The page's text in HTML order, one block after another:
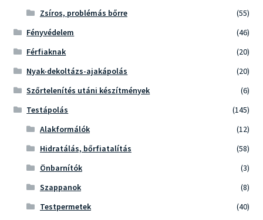
Zsíros, problémás bőrre
(55)
Fényvédelem
(46)
Férfiaknak
(20)
Nyak-dekoltázs-ajakápolás
(20)
Szőrtelenítés utáni készítmények
(6)
Testápolás
(145)
Alakformálók
(12)
Hidratálás, bőrfiatalítás
(58)
Önbarnítók
(3)
Szappanok
(8)
Testpermetek
(40)